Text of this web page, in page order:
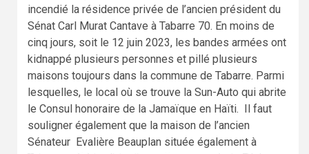
incendié la résidence privée de l’ancien président du
Sénat Carl Murat Cantave à Tabarre 70. En moins de
cinq jours, soit le 12 juin 2023, les bandes armées ont
kidnappé plusieurs personnes et pillé plusieurs
maisons toujours dans la commune de Tabarre. Parmi
lesquelles, le local où se trouve la Sun-Auto qui abrite
le Consul honoraire de la Jamaïque en Haïti. Il faut
souligner également que la maison de l’ancien
Sénateur Evalière Beauplan située également à